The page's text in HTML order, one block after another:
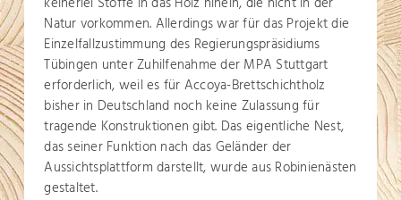
Natur vorkommen. Allerdings war für das Projekt die
Einzelfallzustimmung des Regierungspräsidiums
Tübingen unter Zuhilfenahme der MPA Stuttgart
erforderlich, weil es für Accoya-Brettschichtholz
bisher in Deutschland noch keine Zulassung für
tragende Konstruktionen gibt. Das eigentliche Nest,
das seiner Funktion nach das Geländer der
Aussichtsplattform darstellt, wurde aus Robinienästen
gestaltet.